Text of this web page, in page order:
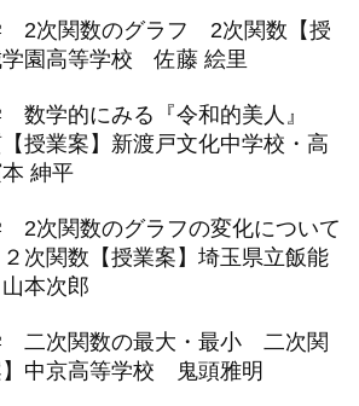
次関数のグラフ 2次関数【授
学園高等学校 佐藤 絵里
学的にみる『令和的美人』
授業案】新渡戸文化中学校・高
紳平
次関数のグラフの変化について
次関数【授業案】埼玉県立飯能
本次郎
次関数の最大・最小 二次関
中京高等学校 鬼頭雅明